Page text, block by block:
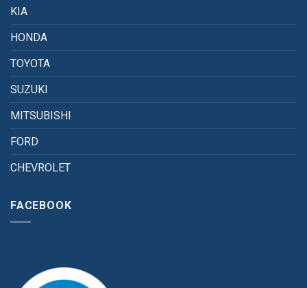
KIA
HONDA
TOYOTA
SUZUKI
MITSUBISHI
FORD
CHEVROLET
FACEBOOK